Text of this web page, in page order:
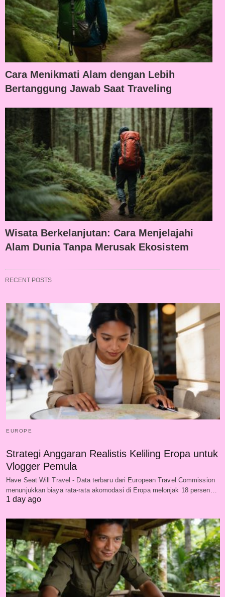
Cara Menikmati Alam dengan Lebih
Bertanggung Jawab Saat Traveling
Wisata Berkelanjutan: Cara Menjelajahi
Alam Dunia Tanpa Merusak Ekosistem
RECENT POSTS
EUROPE
Strategi Anggaran Realistis Keliling Eropa untuk
Vlogger Pemula
Have Seat Will Travel - Data terbaru dari European Travel Commission
menunjukkan biaya rata-rata akomodasi di Eropa melonjak 18 persen…
1 day ago